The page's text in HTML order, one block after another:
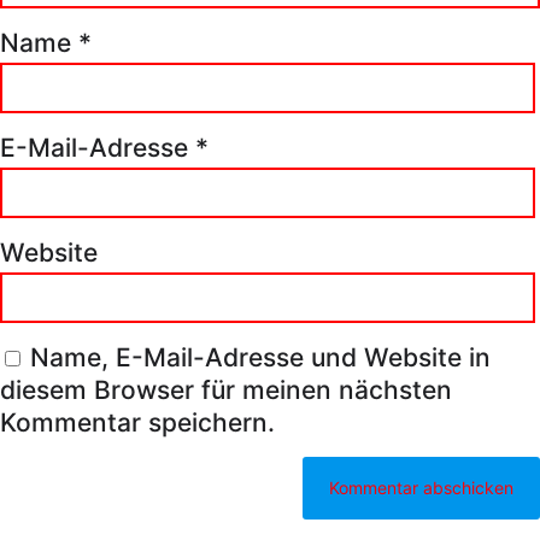
Name *
E-Mail-Adresse *
Website
Name, E-Mail-Adresse und Website in
diesem Browser für meinen nächsten
Kommentar speichern.